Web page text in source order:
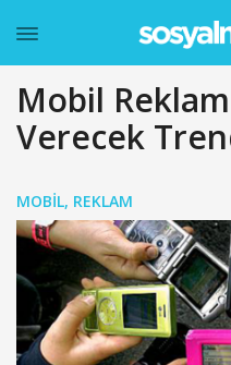
Mobil
Verecek
MOBIL, REKLAM